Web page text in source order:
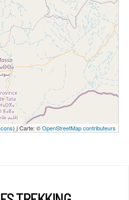
Icons) | Carte: ©OpenStreetMap contributeurs